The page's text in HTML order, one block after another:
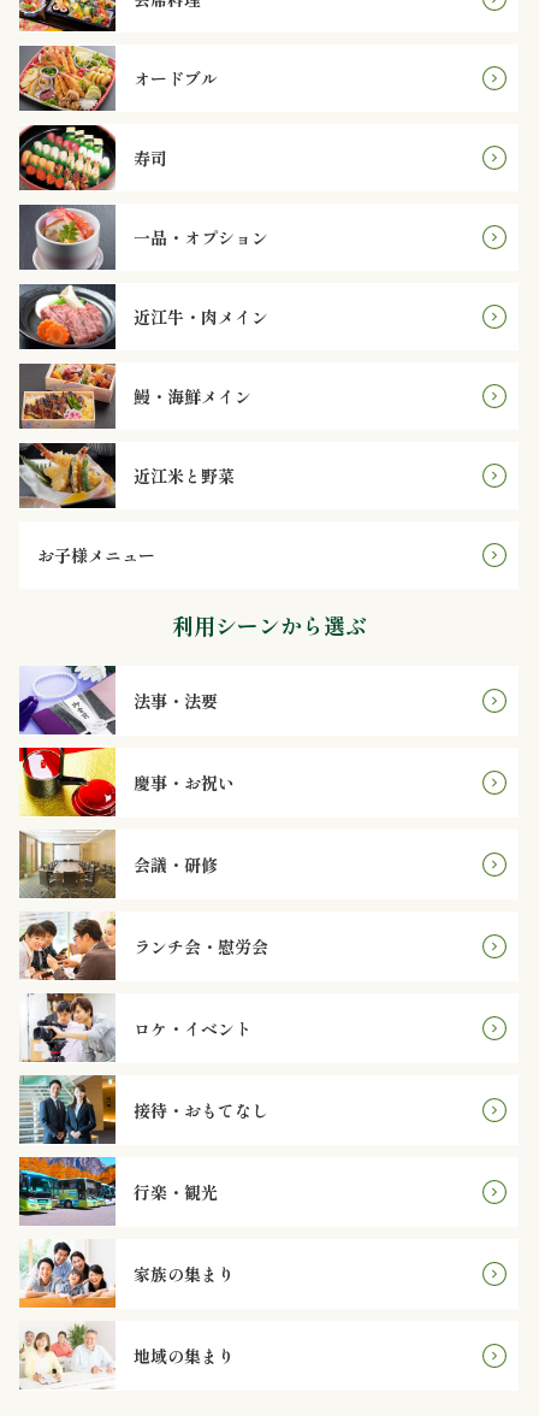
2,000
～
2,999
円
3,000
～
3,999
円
4,000
～
4,999
5,000
～
7,999
円
8,000
円
～
鮨
八
遊
膳
シ
リ
ー
オードブル
寿司
一品・オプション
近江牛・肉メイン
鰻・海鮮メイン
近江米と野菜
お子様メニュー
利用シーンから選ぶ
法事・法要
慶事・お祝い
会議・研修
ランチ会・慰労会
ロケ・イベント
接待・おもてなし
行楽・観光
家族の集まり
地域の集まり